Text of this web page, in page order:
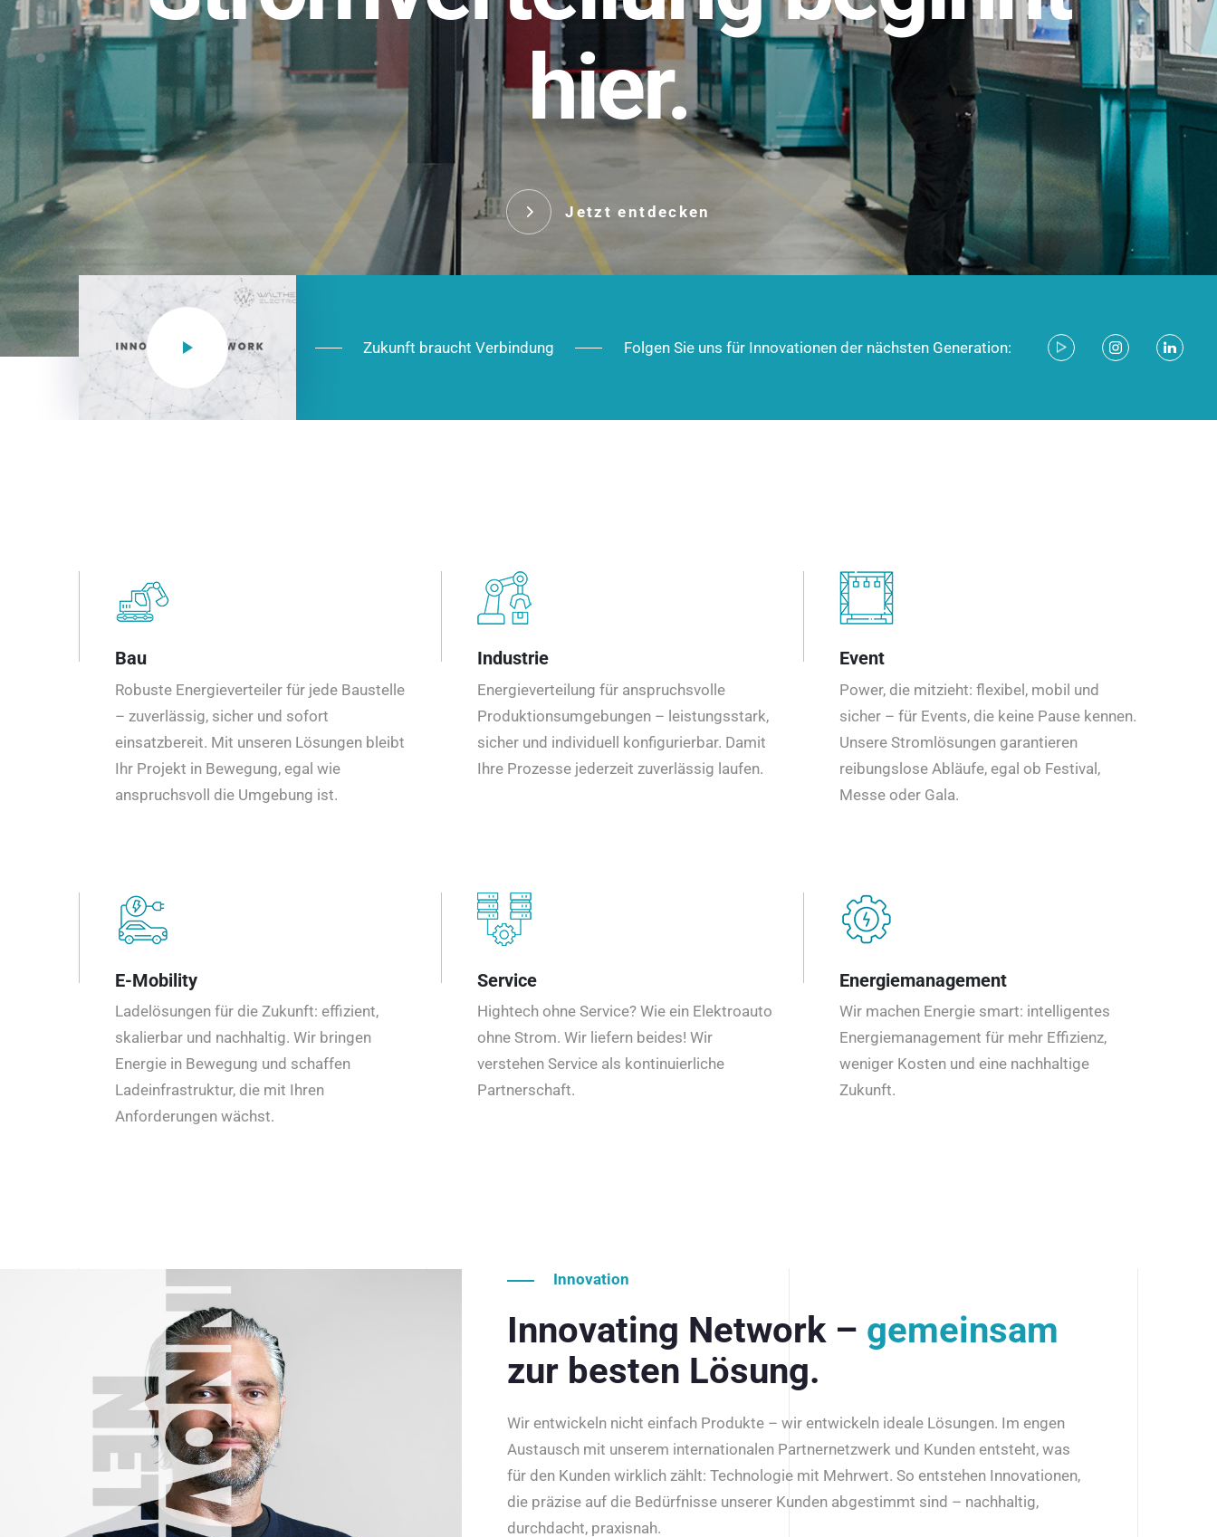
hier.
Jetzt entdecken
NEO CEE: Energieverteilung mit System. Robust im Alltag,
effizient in der Installation, zukunftsfähig im Ausbau.
Das innovative Stecksystem für industrielle Anwendungen –
robust, IP-geschützt und zukunftsfähig.
Jetzt entdecken
Zukunft braucht Verbindung Folgen Sie uns für Innovationen der nächsten Generation:
Bau
Robuste Energieverteiler für jede Baustelle
– zuverlässig, sicher und sofort
einsatzbereit. Mit unseren Lösungen bleibt
Ihr Projekt in Bewegung, egal wie
anspruchsvoll die Umgebung ist.
Industrie
Energieverteilung für anspruchsvolle
Produktionsumgebungen – leistungsstark,
sicher und individuell konfigurierbar. Damit
Ihre Prozesse jederzeit zuverlässig laufen.
Event
Power, die mitzieht: flexibel, mobil und
sicher – für Events, die keine Pause kennen.
Unsere Stromlösungen garantieren
reibungslose Abläufe, egal ob Festival,
Messe oder Gala.
E-Mobility
Ladelösungen für die Zukunft: effizient,
skalierbar und nachhaltig. Wir bringen
Energie in Bewegung und schaffen
Ladeinfrastruktur, die mit Ihren
Anforderungen wächst.
Service
Hightech ohne Service? Wie ein Elektroauto
ohne Strom. Wir liefern beides! Wir
verstehen Service als kontinuierliche
Partnerschaft.
Energiemanagement
Wir machen Energie smart: intelligentes
Energiemanagement für mehr Effizienz,
weniger Kosten und eine nachhaltige
Zukunft.
Innovation
Innovating Network – gemeinsam
zur besten Lösung.
Wir entwickeln nicht einfach Produkte – wir entwickeln ideale Lösungen. Im engen
Austausch mit unserem internationalen Partnernetzwerk und Kunden entsteht, was
für den Kunden wirklich zählt: Technologie mit Mehrwert. So entstehen Innovationen,
die präzise auf die Bedürfnisse unserer Kunden abgestimmt sind – nachhaltig,
durchdacht, praxisnah.